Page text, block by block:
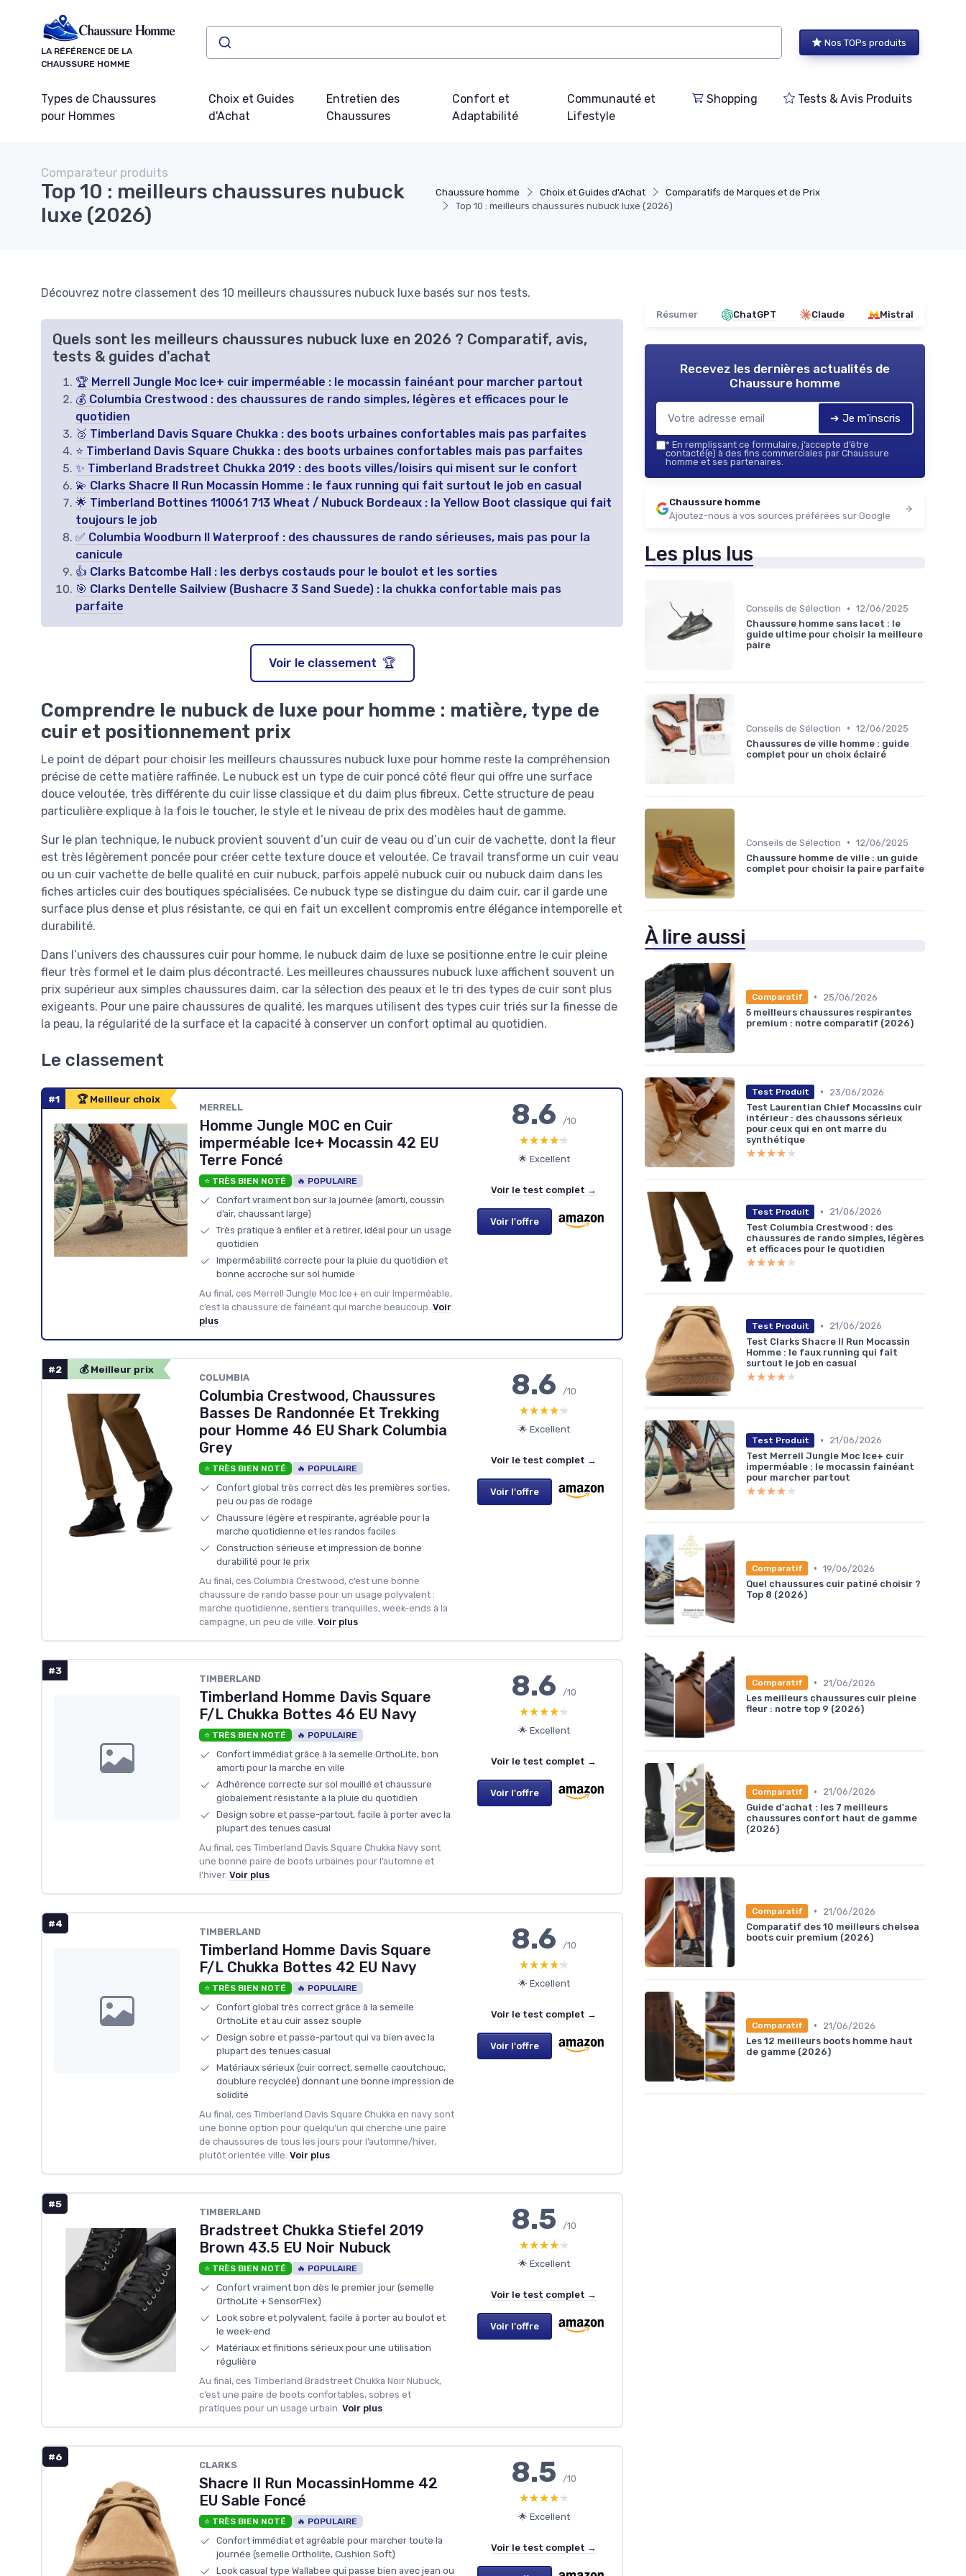
LA RÉFÉRENCE DE LA
CHAUSSURE HOMME
Nos TOPs produits
Types de Chaussures
pour Hommes
Choix et Guides
d'Achat
Entretien des
Chaussures
Confort et
Adaptabilité
Communauté et
Lifestyle
Shopping Tests & Avis Produits
Chaussure homme Choix et Guides d'Achat
Comparatifs de Marques et de Prix
Top 10 : meilleurs chaussures nubuck luxe (2026)
Comparateur produits
Top 10 : meilleurs chaussures nubuck
luxe (2026)
Découvrez notre classement des 10 meilleurs chaussures nubuck luxe basés sur nos tests.
Quels sont les meilleurs chaussures nubuck luxe en 2026 ? Comparatif, avis,
tests & guides d'achat
🏆 Merrell Jungle Moc Ice+ cuir imperméable : le mocassin fainéant pour marcher partout
💰 Columbia Crestwood : des chaussures de rando simples, légères et efficaces pour le
quotidien
🥉 Timberland Davis Square Chukka : des boots urbaines confortables mais pas parfaites
⭐ Timberland Davis Square Chukka : des boots urbaines confortables mais pas parfaites
✨ Timberland Bradstreet Chukka 2019 : des boots villes/loisirs qui misent sur le confort
💫 Clarks Shacre II Run Mocassin Homme : le faux running qui fait surtout le job en casual
🌟 Timberland Bottines 110061 713 Wheat / Nubuck Bordeaux : la Yellow Boot classique qui fait
toujours le job
✅ Columbia Woodburn II Waterproof : des chaussures de rando sérieuses, mais pas pour la
canicule
👍 Clarks Batcombe Hall : les derbys costauds pour le boulot et les sorties
🎯 Clarks Dentelle Sailview (Bushacre 3 Sand Suede) : la chukka confortable mais pas
parfaite
Voir le classement 🏆
Comprendre le nubuck de luxe pour homme : matière, type de
cuir et positionnement prix
Le point de départ pour choisir les meilleurs chaussures nubuck luxe pour homme reste la compréhension
précise de cette matière raffinée. Le nubuck est un type de cuir poncé côté fleur qui offre une surface
douce veloutée, très différente du cuir lisse classique et du daim plus fibreux. Cette structure de peau
particulière explique à la fois le toucher, le style et le niveau de prix des modèles haut de gamme.
Sur le plan technique, le nubuck provient souvent d’un cuir de veau ou d’un cuir de vachette, dont la fleur
est très légèrement poncée pour créer cette texture douce et veloutée. Ce travail transforme un cuir veau
ou un cuir vachette de belle qualité en cuir nubuck, parfois appelé nubuck cuir ou nubuck daim dans les
fiches articles cuir des boutiques spécialisées. Ce nubuck type se distingue du daim cuir, car il garde une
surface plus dense et plus résistante, ce qui en fait un excellent compromis entre élégance intemporelle et
durabilité.
Dans l’univers des chaussures cuir pour homme, le nubuck daim de luxe se positionne entre le cuir pleine
fleur très formel et le daim plus décontracté. Les meilleures chaussures nubuck luxe affichent souvent un
prix supérieur aux simples chaussures daim, car la sélection des peaux et le tri des types de cuir sont plus
exigeants. Pour une paire chaussures de qualité, les marques utilisent des types cuir triés sur la finesse de
la peau, la régularité de la surface et la capacité à conserver un confort optimal au quotidien.
Le classement
#1 🏆 Meilleur choix
MERRELL
Homme Jungle MOC en Cuir
imperméable Ice+ Mocassin 42 EU
Terre Foncé
⭐ TRÈS BIEN NOTÉ 🔥 POPULAIRE
Confort vraiment bon sur la journée (amorti, coussin
d’air, chaussant large)
Très pratique à enfiler et à retirer, idéal pour un usage
quotidien
Imperméabilité correcte pour la pluie du quotidien et
bonne accroche sur sol humide
Au final, ces Merrell Jungle Moc Ice+ en cuir imperméable,
c’est la chaussure de fainéant qui marche beaucoup. Voir
plus
8.6/10
★★★★★
★★★★★
🌟 Excellent
Voir le test complet →
Voir l'offre
#2 💰 Meilleur prix
COLUMBIA
Columbia Crestwood, Chaussures
Basses De Randonnée Et Trekking
pour Homme 46 EU Shark Columbia
Grey
⭐ TRÈS BIEN NOTÉ 🔥 POPULAIRE
Confort global très correct dès les premières sorties,
peu ou pas de rodage
Chaussure légère et respirante, agréable pour la
marche quotidienne et les randos faciles
Construction sérieuse et impression de bonne
durabilité pour le prix
Au final, ces Columbia Crestwood, c’est une bonne
chaussure de rando basse pour un usage polyvalent :
marche quotidienne, sentiers tranquilles, week-ends à la
campagne, un peu de ville. Voir plus
8.6/10
★★★★★
★★★★★
🌟 Excellent
Voir le test complet →
Voir l'offre
#3
TIMBERLAND
Timberland Homme Davis Square
F/L Chukka Bottes 46 EU Navy
⭐ TRÈS BIEN NOTÉ 🔥 POPULAIRE
Confort immédiat grâce à la semelle OrthoLite, bon
amorti pour la marche en ville
Adhérence correcte sur sol mouillé et chaussure
globalement résistante à la pluie du quotidien
Design sobre et passe-partout, facile à porter avec la
plupart des tenues casual
Au final, ces Timberland Davis Square Chukka Navy sont
une bonne paire de boots urbaines pour l’automne et
l’hiver. Voir plus
8.6/10
★★★★★
★★★★★
🌟 Excellent
Voir le test complet →
Voir l'offre
#4
TIMBERLAND
Timberland Homme Davis Square
F/L Chukka Bottes 42 EU Navy
⭐ TRÈS BIEN NOTÉ 🔥 POPULAIRE
Confort global très correct grâce à la semelle
OrthoLite et au cuir assez souple
Design sobre et passe-partout qui va bien avec la
plupart des tenues casual
Matériaux sérieux (cuir correct, semelle caoutchouc,
doublure recyclée) donnant une bonne impression de
solidité
Au final, ces Timberland Davis Square Chukka en navy sont
une bonne option pour quelqu’un qui cherche une paire
de chaussures de tous les jours pour l’automne/hiver,
plutôt orientée ville. Voir plus
8.6/10
★★★★★
★★★★★
🌟 Excellent
Voir le test complet →
Voir l'offre
#5
TIMBERLAND
Bradstreet Chukka Stiefel 2019
Brown 43.5 EU Noir Nubuck
⭐ TRÈS BIEN NOTÉ 🔥 POPULAIRE
Confort vraiment bon dès le premier jour (semelle
OrthoLite + SensorFlex)
Look sobre et polyvalent, facile à porter au boulot et
le week-end
Matériaux et finitions sérieux pour une utilisation
régulière
Au final, ces Timberland Bradstreet Chukka Noir Nubuck,
c’est une paire de boots confortables, sobres et
pratiques pour un usage urbain. Voir plus
8.5/10
★★★★★
★★★★★
🌟 Excellent
Voir le test complet →
Voir l'offre
#6
CLARKS
Shacre II Run MocassinHomme 42
EU Sable Foncé
⭐ TRÈS BIEN NOTÉ 🔥 POPULAIRE
Confort immédiat et agréable pour marcher toute la
journée (semelle Ortholite, Cushion Soft)
Look casual type Wallabee qui passe bien avec jean ou
8.5/10
★★★★★
★★★★★
🌟 Excellent
Voir le test complet →
Résumer ChatGPT Claude Mistral
Recevez les dernières actualités de
Chaussure homme
➔ Je m'inscris
* En remplissant ce formulaire, j’accepte d’être
contacté(e) à des fins commerciales par Chaussure
homme et ses partenaires.
Chaussure homme
Ajoutez-nous à vos sources préférées sur Google
Les plus lus
Conseils de Sélection • 12/06/2025
Chaussure homme sans lacet : le
guide ultime pour choisir la meilleure
paire
Conseils de Sélection • 12/06/2025
Chaussures de ville homme : guide
complet pour un choix éclairé
Conseils de Sélection • 12/06/2025
Chaussure homme de ville : un guide
complet pour choisir la paire parfaite
À lire aussi
Comparatif •
25/06/2026
5 meilleurs chaussures respirantes
premium : notre comparatif (2026)
Test Produit •
23/06/2026
Test Laurentian Chief Mocassins cuir
intérieur : des chaussons sérieux
pour ceux qui en ont marre du
synthétique
★★★★★
★★★★★
Test Produit •
21/06/2026
Test Columbia Crestwood : des
chaussures de rando simples, légères
et efficaces pour le quotidien
★★★★★
★★★★★
Test Produit •
21/06/2026
Test Clarks Shacre II Run Mocassin
Homme : le faux running qui fait
surtout le job en casual
★★★★★
★★★★★
Test Produit •
21/06/2026
Test Merrell Jungle Moc Ice+ cuir
imperméable : le mocassin fainéant
pour marcher partout
★★★★★
★★★★★
Comparatif • 19/06/2026
Quel chaussures cuir patiné choisir ?
Top 8 (2026)
Comparatif •
21/06/2026
Les meilleurs chaussures cuir pleine
fleur : notre top 9 (2026)
Comparatif •
21/06/2026
Guide d'achat : les 7 meilleurs
chaussures confort haut de gamme
(2026)
Comparatif •
21/06/2026
Comparatif des 10 meilleurs chelsea
boots cuir premium (2026)
Comparatif •
21/06/2026
Les 12 meilleurs boots homme haut
de gamme (2026)